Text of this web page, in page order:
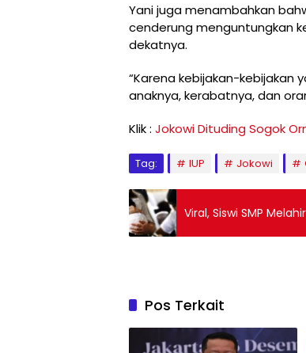
Yani juga menambahkan
cenderung menguntungkan
dekatnya.
“Karena kebijakan-kebijakan
anaknya, kerabatnya, dan
Klik : Jokowi Dituding Sogok
Tag: IUP Jokowi
Viral, Siswi SMP
Pos Terkait